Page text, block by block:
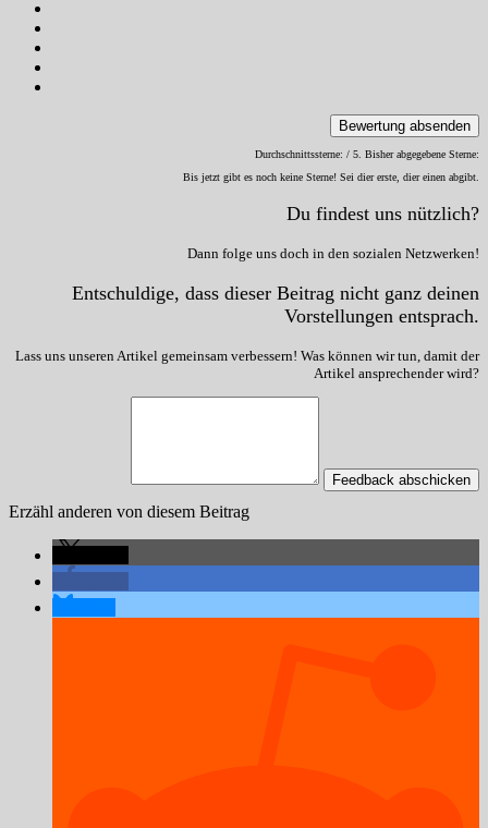
Bewertung absenden
Durchschnittssterne: / 5. Bisher abgegebene Sterne:
Bis jetzt gibt es noch keine Sterne! Sei dier erste, dier einen abgibt.
Du findest uns nützlich?
Dann folge uns doch in den sozialen Netzwerken!
Entschuldige, dass dieser Beitrag nicht ganz deinen
Vorstellungen entsprach.
Lass uns unseren Artikel gemeinsam verbessern! Was können wir tun, damit der
Artikel ansprechender wird?
Feedback abschicken
Erzähl anderen von diesem Beitrag